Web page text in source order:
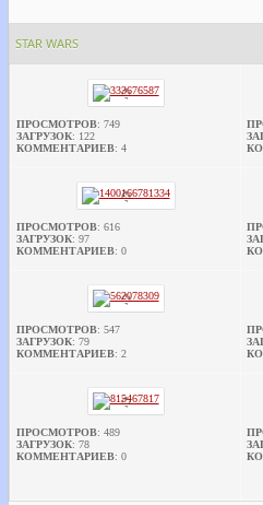
STAR WARS
ПРОСМОТРОВ: 749
ЗАГРУЗОК: 122
КОММЕНТАРИЕВ: 4
ПРОСМОТРОВ: 616
ЗАГРУЗОК: 97
КОММЕНТАРИЕВ: 0
ПРОСМОТРОВ: 547
ЗАГРУЗОК: 79
КОММЕНТАРИЕВ: 2
ПРОСМОТРОВ: 489
ЗАГРУЗОК: 78
КОММЕНТАРИЕВ: 0